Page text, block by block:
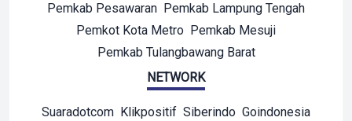
Pemkab Pesawaran Pemkab Lampung Tengah
Pemkot Kota Metro Pemkab Mesuji
Pemkab Tulangbawang Barat
NETWORK
Suaradotcom Klikpositif Siberindo Goindonesia